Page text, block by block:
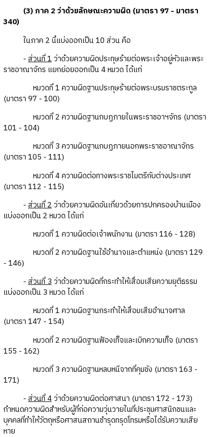
(3) ภาค 2 ว่าด้วยลักษณะความผิด (มาตรา 97 - มาตรา
340)
ในภาค 2 นี้แบ่งออกเป็น 10 ส่วน คือ
-ส่วนที่ 1ว่าด้วยความผิดประทุษร้ายต่อพระเจ้าอยู่หัวและพระ
ราชอาณาจักร แยกย่อยออกเป็น 4 หมวด ได้แก่
หมวดที่ 1 ความผิดฐานประทุษร้ายต่อพระบรมราชตระกูล
(มาตรา 97 - 100)
หมวดที่ 2 ความผิดฐานกบฏภายในพระราชอาฯจักร (มาตรา
101 - 104)
หมวดที่ 3 ความผิดฐานกบฏภายนอกพระราชอาณาจักร
(มาตรา 105 - 111)
หมวดที่ 4 ความผิดต่อทางพระราชไมตรีกับต่างประเทศ
(มาตรา 112 - 115)
-ส่วนที่ 2ว่าด้วยความผิดอันเกี่ยวด้วยการปกครองบ้านเมือง
แบ่งออกเป็น 2 หมวด ได้แก่
หมวดที่ 1 ความผิดต่อเจ้าพนักงาน (มาตรา 116 - 128)
หมวดที่ 2 ความผิดฐานใช้อำนาจและตำแหน่ง (มาตรา 129
- 146)
-ส่วนที่ 3ว่าด้วยความผิดที่กระทำให้เสื่อมเสียความยุติธรรม
แบ่งออกเป็น 3 หมวด ได้แก่
หมวดที่ 1 ความผิดฐานกระทำให้เสื่อมเสียอำนาจศาล
(มาตรา 147 - 154)
หมวดที่ 2 ความผิดฐานฟ้องเท็จและเบิกความเท็จ (มาตรา
155 - 162)
หมวดที่ 3 ความผิดฐานหลบหนีจากที่คุมขัง (มาตรา 163 -
171)
-ส่วนที่ 4ว่าด้วยความผิดต่อศาสนา (มาตรา 172 - 173)
กำหนดความผิดสำหรับผู้ที่ก่อความวุ่นวายในที่ประชุมศาสนิกชนและ
บุคคลที่ทำให้วัตถุหรือศาสนสถานชำรุดทรุดโทรมหรือได้รับความเสีย
หาย